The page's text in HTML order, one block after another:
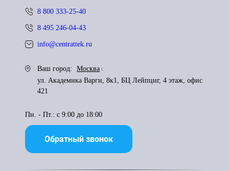
8 800 333-25-40
8 495 246-04-43
info@centrattek.ru
Ваш город:
Москва
ул. Академика Варги, 8к1, БЦ Лейпциг, 4 этаж, офис
421
Пн. - Пт.: с 9:00 до 18:00
Обратный звонок